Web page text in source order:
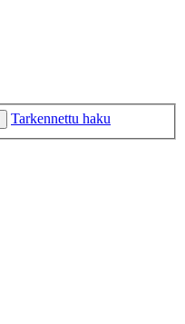
Tarkennettu haku